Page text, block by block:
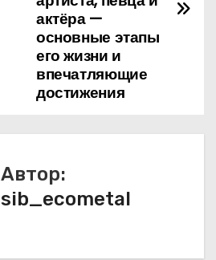
актёра —
основные этапы
его жизни и
впечатляющие
достижения
Автор:
sib_ecometal